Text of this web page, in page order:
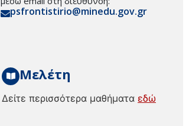
psfrontistirio@minedu.gov.gr
Μελέτη
Δείτε περισσότερα μαθήματα εδώ